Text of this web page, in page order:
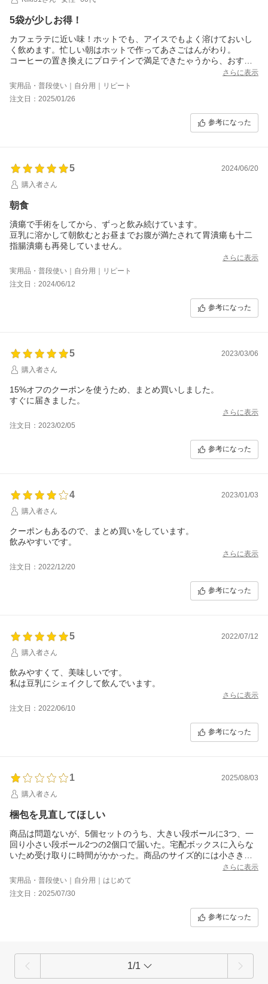
5袋が少しお得！
カフェラテに近い味！ホットでも、アイスでもよく溶けておいし
く飲めます。忙しい朝はホットで作ってあさごはんがわり。
コーヒーの置き換えにプロテインで満足できたゃうから、おすす
めです。5袋買うとすこしおやすくなってて、お得だよー。さらに表示
実用品・普段使い｜自分用｜リピート
注文日：2025/01/26
参考になった
5
2024/06/20
購入者さん
朝食
潰瘍で手術をしてから、ずっと飲み続けています。
豆乳に溶かして朝飲むとお昼までお腹が満たされて胃潰瘍も十二
指腸潰瘍も再発していません。
さらに表示
実用品・普段使い｜自分用｜リピート
注文日：2024/06/12
参考になった
5
2023/03/06
購入者さん
15%オフのクーポンを使うため、まとめ買いしました。
すぐに届きました。
さらに表示
注文日：2023/02/05
参考になった
4
2023/01/03
購入者さん
クーポンもあるので、まとめ買いをしています。
飲みやすいです。
さらに表示
注文日：2022/12/20
参考になった
5
2022/07/12
購入者さん
飲みやすくて、美味しいです。
私は豆乳にシェイクして飲んでいます。
さらに表示
注文日：2022/06/10
参考になった
1
2025/08/03
購入者さん
梱包を見直してほしい
商品は問題ないが、5個セットのうち、大きい段ボールに3つ、一
回り小さい段ボール2つの2個口で届いた。宅配ボックスに入らな
いため受け取りに時間がかかった。商品のサイズ的には小さき方
さらに表示
実用品・普段使い｜自分用｜はじめて
注文日：2025/07/30
参考になった
1/1